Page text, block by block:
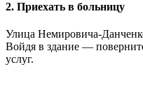
2. Приехать в больницу
Улица Немировича-
Войдя в здание —
услуг.